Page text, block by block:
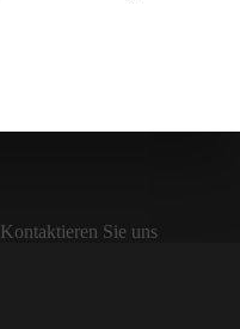
Kontaktieren Sie uns